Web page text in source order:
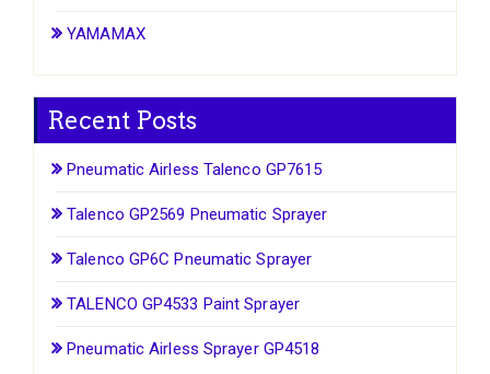
YAMAMAX
Recent Posts
Pneumatic Airless Talenco GP7615
Talenco GP2569 Pneumatic Sprayer
Talenco GP6C Pneumatic Sprayer
TALENCO GP4533 Paint Sprayer
Pneumatic Airless Sprayer GP4518